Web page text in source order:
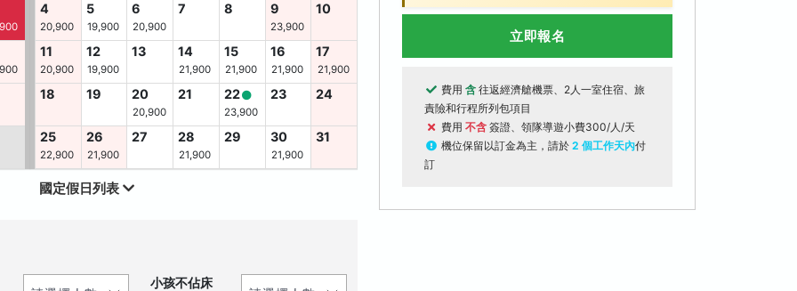
4
20,900
5
19,900
6
20,900
7 8 9
23,900
10
11
20,900
12
19,900
13 14
21,900
15
21,900
16
21,900
17
21,900
18 19 20
20,900
21 22
23,900
23 24
25
22,900
26
21,900
27 28
21,900
29 30
21,900
31
國定假日列表
小孩不佔床
立即報名
費用 含 往返經濟艙機票、2人一室住宿、旅
責險和行程所列包項目
費用 不含 簽證、領隊導遊小費300/人/天
機位保留以訂金為主，請於 2 個工作天內付
訂